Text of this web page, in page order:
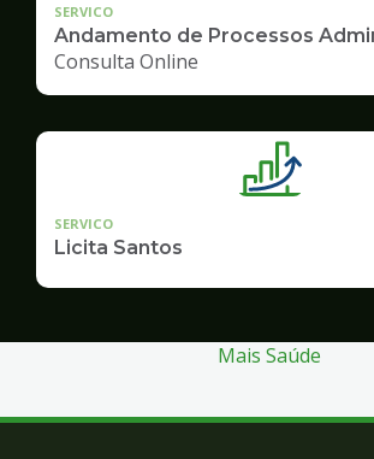
SERVICO
Andamento de Processos
Consulta Online
SERVICO
Licita Santos
Mais Saúde